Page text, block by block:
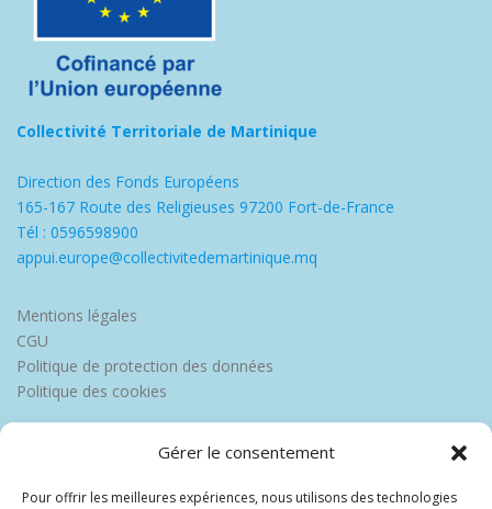
Gérer le consentement
Pour offrir les meilleures expériences, nous utilisons des technologies
Collectivité Territoriale de Martinique
Direction des Fonds Européens
165-167 Route des Religieuses 97200 Fort-de-France
Tél : 0596598900
appui.europe@collectivitedemartinique.mq
Mentions légales
CGU
Politique de protection des données
Politique des cookies